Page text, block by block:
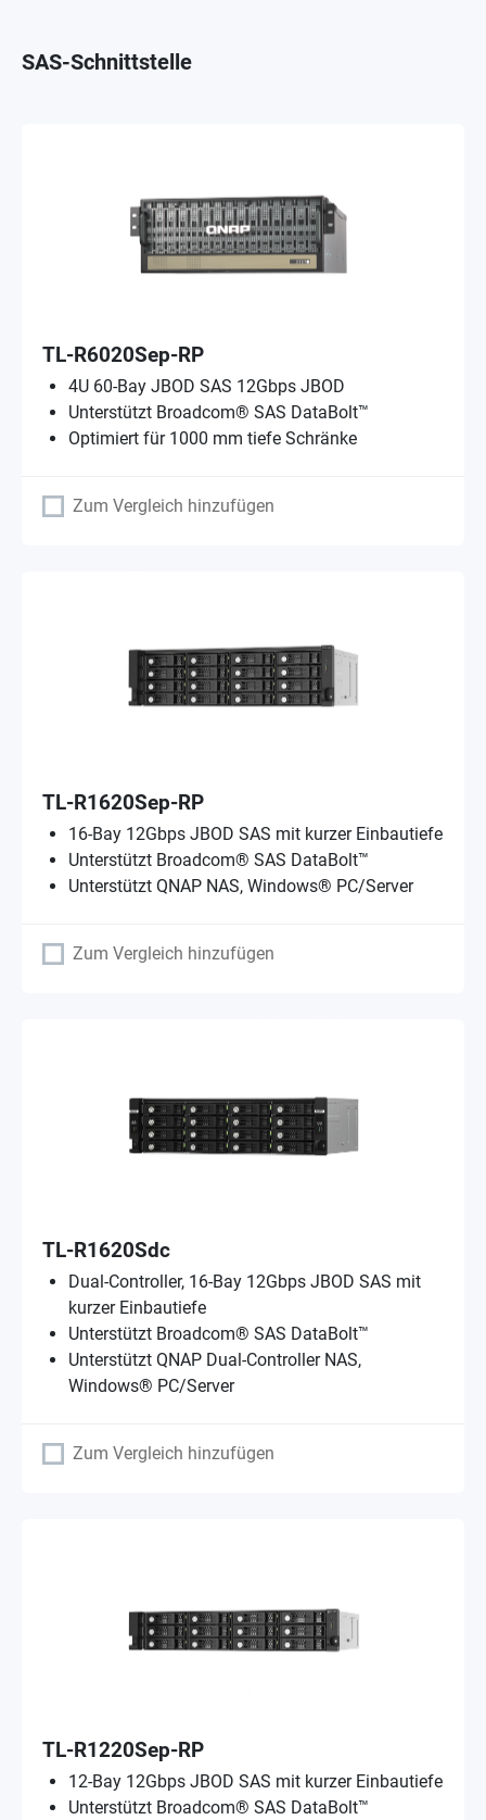
SAS-Schnittstelle
TL-R6020Sep-RP
4U 60-Bay JBOD SAS 12Gbps JBOD
Unterstützt Broadcom® SAS DataBolt™
Optimiert für 1000 mm tiefe Schränke
Zum Vergleich hinzufügen
TL-R1620Sep-RP
16-Bay 12Gbps JBOD SAS mit kurzer Einbautiefe
Unterstützt Broadcom® SAS DataBolt™
Unterstützt QNAP NAS, Windows® PC/Server
Zum Vergleich hinzufügen
TL-R1620Sdc
Dual-Controller, 16-Bay 12Gbps JBOD SAS mit
kurzer Einbautiefe
Unterstützt Broadcom® SAS DataBolt™
Unterstützt QNAP Dual-Controller NAS,
Windows® PC/Server
Zum Vergleich hinzufügen
TL-R1220Sep-RP
12-Bay 12Gbps JBOD SAS mit kurzer Einbautiefe
Unterstützt Broadcom® SAS DataBolt™